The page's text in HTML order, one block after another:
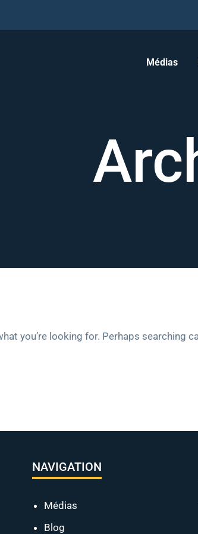
Médias
you’re looking for. Perhaps searching
NAVIGATION
Médias
Blog